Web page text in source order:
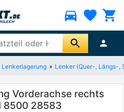
directions_car favorite shopping_cart
search person
Lenkerlagerung Lenker (Quer-, Längs-,
Vorderachse rechts
8500 28583